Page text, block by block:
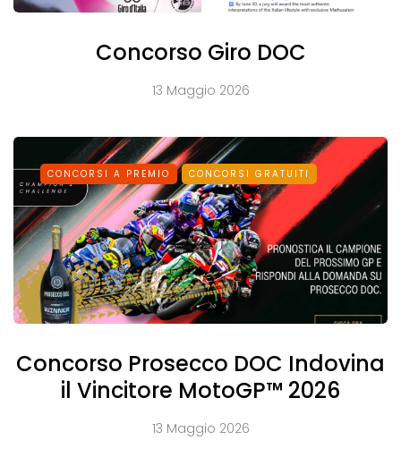
Concorso Giro DOC
13 Maggio 2026
CONCORSI A PREMIO CONCORSI GRATUITI
Concorso Prosecco DOC Indovina
il Vincitore MotoGP™ 2026
13 Maggio 2026